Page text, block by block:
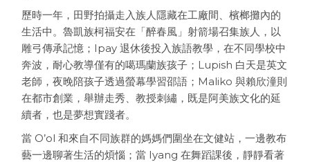
歷時一年，田野拍攝走入族人隱藏在工廠間、檳榔攤內的
生活中。魯凱族柯福安在「醉春風」射箭場召集族人，以
雕弓傳承記憶；Ipay 退休後投入族語教學，在不同學校中
奔波，耐心教導僅有的噶瑪蘭族孩子；Lupish 白天是英文
老師，夜晚陪孩子透過螢幕學習邵語；Maliko 與賴欣潼則
在都市創業，舉辦走秀、教授刺繡，既是阿美族文化的延
續者，也是夢想實踐者。
當 O’ol 和來自不同族群的媽媽們圍坐在文健站，一邊教布
藝一邊聊著生活的煩惱；當 Iyang 在舞蹈課後，靜靜看著